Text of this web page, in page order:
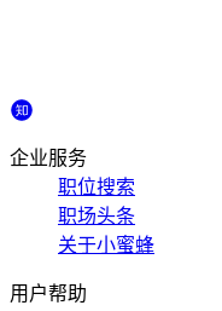
企业服务
职位搜索
职场头条
关于小蜜蜂
用户帮助